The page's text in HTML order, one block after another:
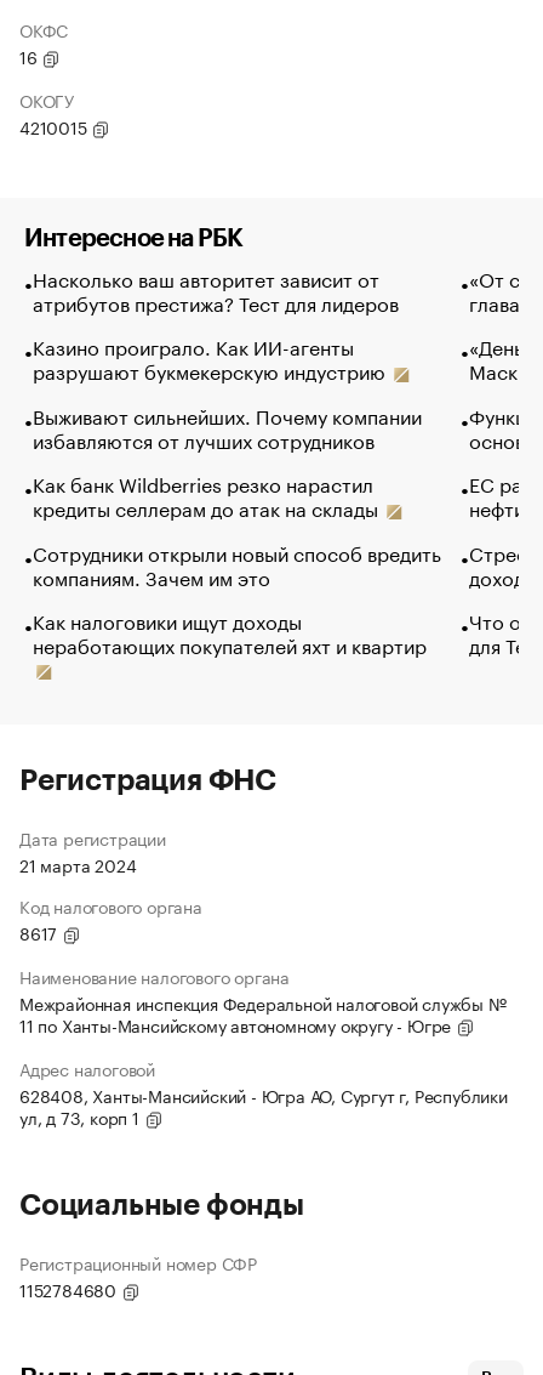
ОКФС
16
ОКОГУ
4210015
Интересное на РБК
Насколько ваш авторитет зависит от
атрибутов престижа? Тест для лидеров
Казино проиграло. Как ИИ-агенты
разрушают букмекерскую индустрию
Выживают сильнейших. Почему компании
избавляются от лучших сотрудников
Как банк Wildberries резко нарастил
кредиты селлерам до атак на склады
Сотрудники открыли новый способ вредить
компаниям. Зачем им это
Как налоговики ищут доходы
неработающих покупателей яхт и квартир
«От
глава
Маск в
основ
ЕС
нефти
Что
для
Регистрация ФНС
Дата регистрации
21 марта 2024
Код налогового органа
8617
Наименование налогового органа
Межрайонная инспекция Федеральной налоговой службы №
11 по Ханты-Мансийскому автономному округу - Югре
Адрес налоговой
628408, Ханты-Мансийский - Югра АО, Сургут г, Республики
ул, д 73, корп 1
Социальные фонды
Регистрационный номер СФР
1152784680